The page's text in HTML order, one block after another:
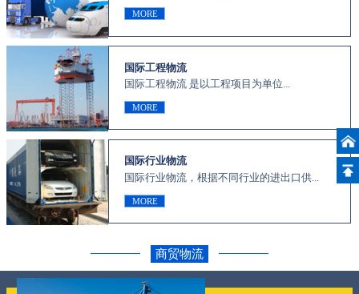
MORE
国际工程物流
国际工程物流 是以工程项目为单位...
MORE
国际行业物流
国际行业物流，根据不同行业的进出口供...
MORE
商贸物流